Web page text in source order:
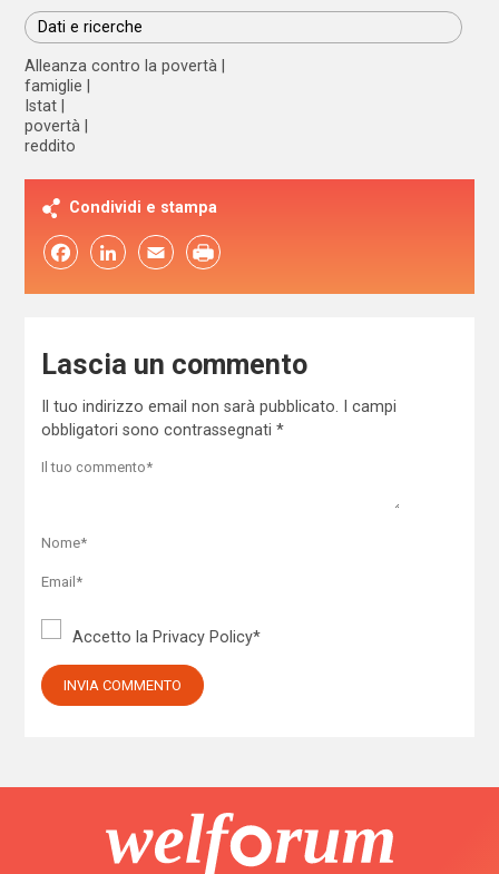
Dati e ricerche
Alleanza contro la povertà
famiglie
Istat
povertà
reddito
Condividi e stampa
FacebookLinkedIn Email
Lascia un commento
Il tuo indirizzo email non sarà pubblicato.
I campi
obbligatori sono contrassegnati *
Accetto la Privacy Policy*